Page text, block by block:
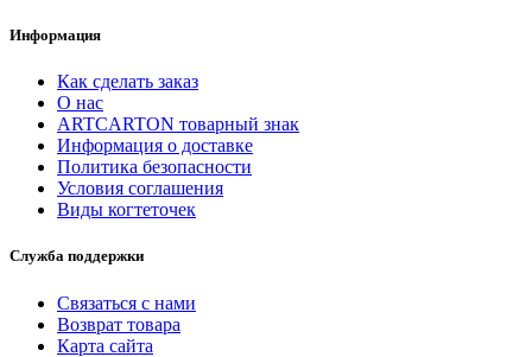
Информация
Как сделать заказ
О нас
ARTCARTON товарный знак
Информация о доставке
Политика безопасности
Условия соглашения
Виды когтеточек
Служба поддержки
Связаться с нами
Возврат товара
Карта сайта